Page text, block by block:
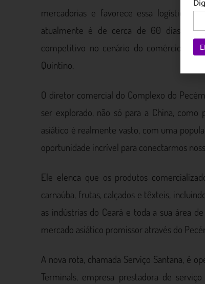
mercadorias e favorece essa logística.
atualmente é de cerca de 60 dias,
competitivo no cenário do comércio
Quintino.
O diretor comercial do Complexo do
ser explorado, não só para a China,
asiático é realmente vasto, com uma
oportunidade incrível para conectarmos
Ele elenca que os produtos
carnaúba, frutas, calçados e têxteis,
as indústrias do Ceará e toda a sua área
mercado asiático promissor através do
A nova rota, chamada Serviço Santana, é
Terminals, empresa prestadora de